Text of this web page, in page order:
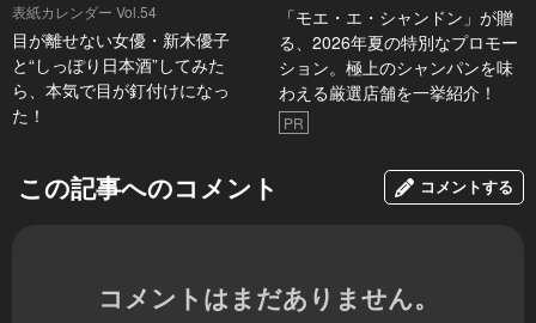
表紙カレンダー Vol.54
目が離せない女優・新木優子
と“しっぽり日本酒”してみた
ら、本気で目が釘付けになっ
た！
「モエ・エ・シャンドン」が贈
る、2026年夏の特別なプロモー
ション。極上のシャンパンを味
わえる厳選店舗を一挙紹介！
PR
この記事へのコメント コメントする
コメントはまだありません。